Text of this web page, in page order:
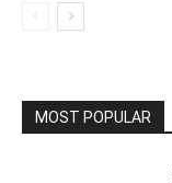
MOST POPULAR